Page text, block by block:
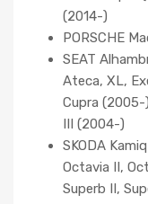
(2014-)
PORSCHE
SEAT
Ateca, XL,
Cupra (2005-
III (2004-)
SKODA
Octavia II,
Superb II,